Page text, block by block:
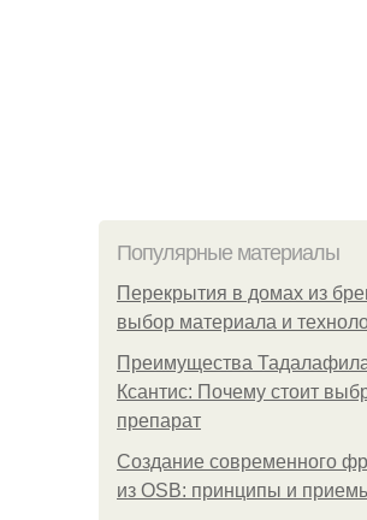
Популярные материалы
Перекрытия в домах из
выбор материала и
Преимущества
Ксантис: Почему стоит
препарат
Создание современного
из OSB: принципы и